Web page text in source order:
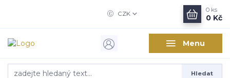
Menu
CZK
Hledat
0 ks
0 Kč